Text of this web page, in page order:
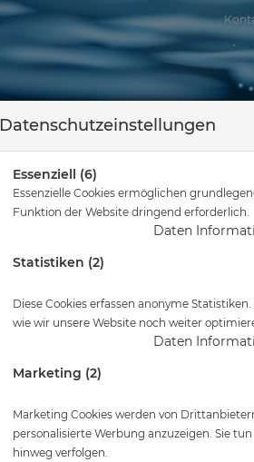
Wassersport
Sie sind hier Tauchausrüstung
Flip Flop Cool
Artikelnr.: OP1-Master
Datenschutzeinstellungen
Essenziell (6)
Essenzielle Cookies ermöglichen
Funktion der Website dringend erforderlich.
Daten
Statistiken (2)
Diese Cookies erfassen anonyme
wie wir unsere Website noch weiter
Daten
Marketing (2)
Marketing Cookies werden von
personalisierte Werbung anzuzeigen. Sie
hinweg verfolgen.